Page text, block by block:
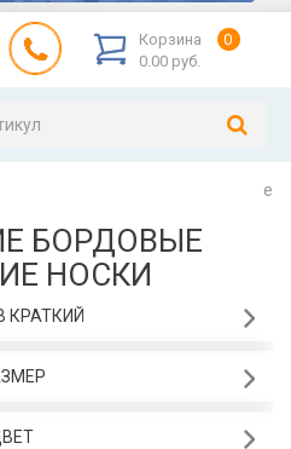
Корзина
0
0.00 руб.
e
БОРДОВЫЕ
НОСКИ
КРАТКИЙ